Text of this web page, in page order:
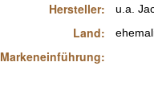
Hersteller:
Land:
Markeneinführung:
u.a.